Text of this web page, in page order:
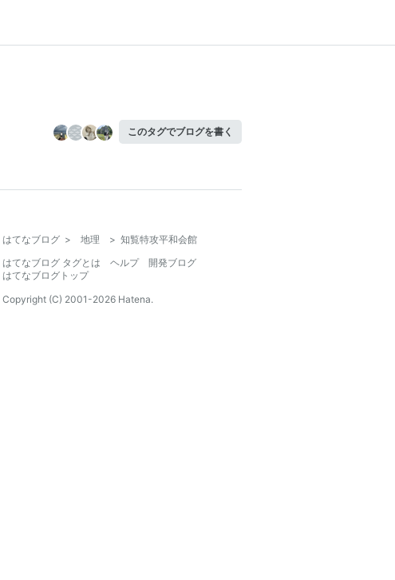
このタグでブログを書く
はてなブログ > 地理 > 知覧特攻平和会館
はてなブログ タグとは
ヘルプ
開発ブログ
はてなブログトップ
Copyright (C) 2001-2026 Hatena.